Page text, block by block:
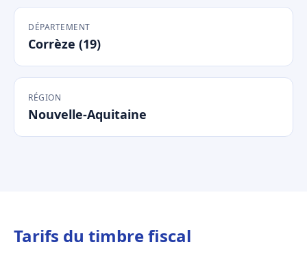
DÉPARTEMENT
Corrèze (19)
RÉGION
Nouvelle-Aquitaine
Tarifs du timbre fiscal